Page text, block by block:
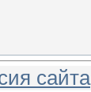
сайта